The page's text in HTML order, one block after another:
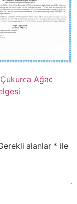
Çukurca Ağaç
alanlar * ile